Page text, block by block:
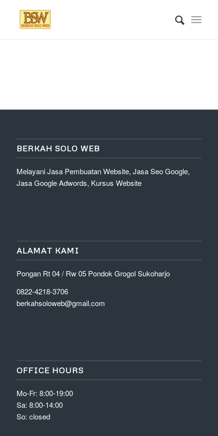
BERKAH SOLO WEB
Melayani Jasa Pembuatan Website, Jasa Seo Google,
Jasa Google Adwords, Kursus Website
ALAMAT KAMI
Pongan Rt 04 / Rw 05 Pondok Grogol Sukoharjo
0822-4218-3706
berkahsoloweb@gmail.com
OFFICE HOURS
Mo-Fr: 8:00-19:00
Sa: 8:00-14:00
So: closed